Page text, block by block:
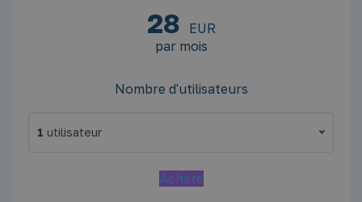
28
EUR
par mois
Nombre d'utilisateurs
1 utilisateur
Achète